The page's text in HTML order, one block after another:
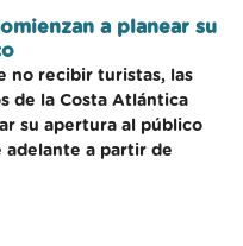
a planear su
no recibir turistas, las
de la Costa Atlántica
su apertura al público
adelante a partir de